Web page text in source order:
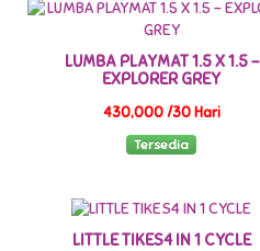
LUMBA PLAYMAT 1.5 X 1.5 -
EXPLORER GREY
430,000 /30 Hari
Tersedia
LITTLE TIKES4 IN 1 CYCLE